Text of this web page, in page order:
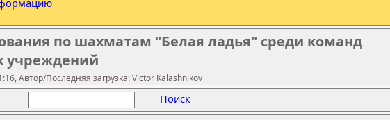
по шахматам "Белая ладья" среди команд
учреждений
Автор/Последняя загрузка: Victor Kalashnikov
Поиск